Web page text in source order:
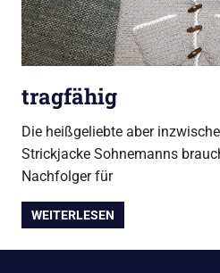
tragfähig
Die heißgeliebte aber
Strickjacke Sohnemanns
Nachfolger für
WEITERLESEN